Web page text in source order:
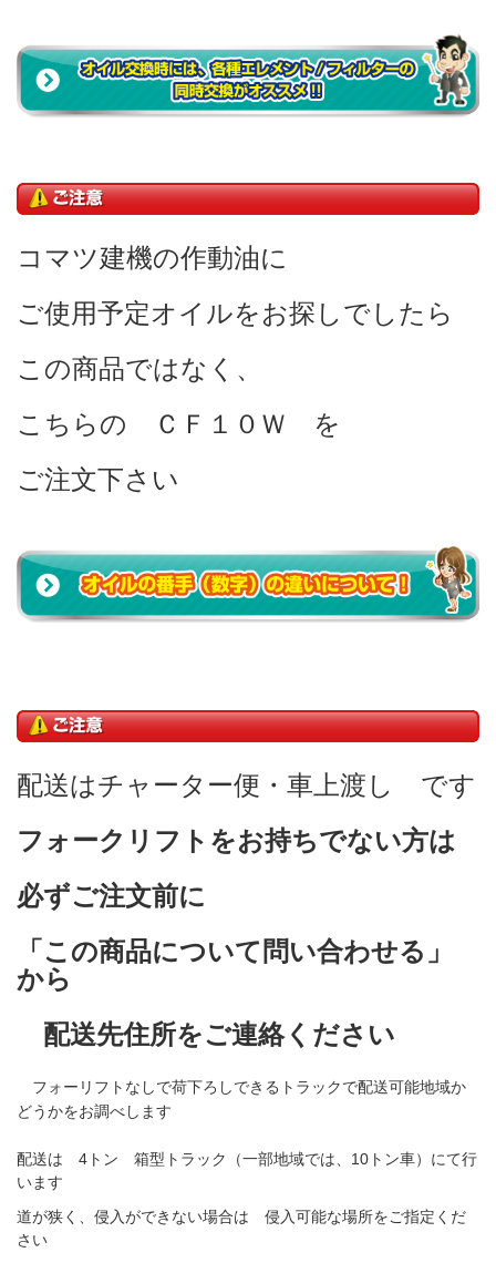
コマツ建機の作動油に
ご使用予定オイルをお探しでしたら
この商品ではなく、
こちらの
ＣＦ１０Ｗ を
ご注文下さい
配送はチャーター便・車上渡し です
フォークリフトをお持ちでない方は
必ずご注文前に
「この商品について問い合わせる」
から
配送先住所をご連絡ください
フォーリフトなしで荷下ろしできるトラックで配送可能地域か
どうかをお調べします
配送は 4トン 箱型トラック（一部地域では、10トン車）にて行
います
道が狭く、侵入ができない場合は 侵入可能な場所をご指定くだ
さい